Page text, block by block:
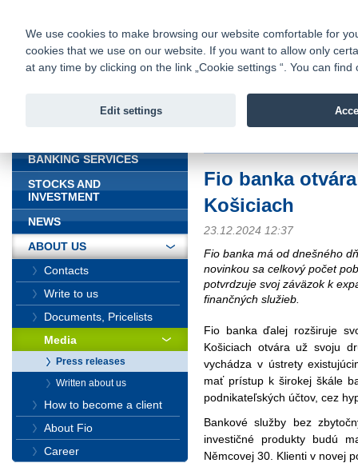
Fio bank
Fio banka
Fio banka
Košiciach
23.12.2024 12:37
Fio banka má od dnešného
novinkou sa celkový počet
potvrdzuje svoj záväzok k
finančných služieb.
Fio banka ďalej rozširuje
Košiciach otvára už svoju
vychádza v ústrety
mať prístup k širokej škále
podnikateľských účtov, cez
Bankové služby bez
investičné produkty budú
Němcovej 30. Klienti v novej
BANKING SERVICES
STOCKS AND
INVESTMENT
NEWS
ABOUT US
Contacts
Write to us
Documents, Pricelists
Media
Press releases
Written about us
How to become a client
About Fio
Career
We use cookies to make browsing our website comfortable for
cookies that we use on our website. If you want to allow only
at any time by clicking on the link „Cookie settings “. You can
Edit settings